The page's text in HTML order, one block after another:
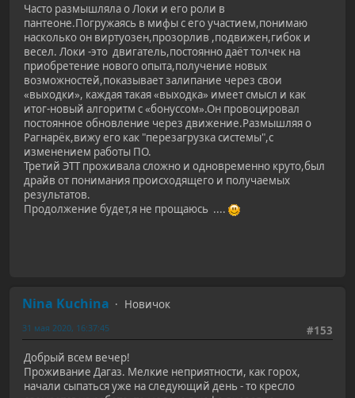
Часто размышляла о Локи и его роли в
пантеоне.Погружаясь в мифы с его участием,понимаю
насколько он виртуозен,прозорлив ,подвижен,гибок и
весел. Локи -это двигатель,постоянно даёт толчек на
приобретение нового опыта,получение новых
возможностей,показывает залипание через свои
«выходки», каждая такая «выходка» имеет смысл и как
итог-новый алгоритм с «бонуссом».Он провоцировал
постоянное обновление через движение.Размышляя о
Рагнарёк,вижу его как "перезагрузка системы",с
изменением работы ПО.
Третий ЭТТ проживала сложно и одновременно круто,был
драйв от понимания происходящего и получаемых
результатов.
Продолжение будет,я не прощаюсь ....
Nina Kuchina
Новичок
#153
31 мая 2020, 16:37:45
Добрый всем вечер!
Проживание Дагаз. Мелкие неприятности, как горох,
начали сыпаться уже на следующий день - то кресло